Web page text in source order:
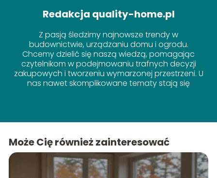
Redakcja quality-home.pl
Z pasją śledzimy najnowsze trendy w
budownictwie, urządzaniu domu i ogrodu.
Chcemy dzielić się naszą wiedzą, pomagając
czytelnikom w podejmowaniu trafnych decyzji
zakupowych i tworzeniu wymarzonej przestrzeni. U
nas nawet skomplikowane tematy stają się
Może Cię również zainteresować